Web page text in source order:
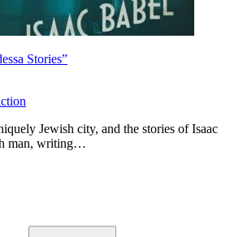
Stories”
Jewish city, and the stories of Isaac
man, writing…